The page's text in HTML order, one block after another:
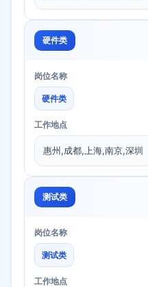
硬件类
岗位名称
硬件类
工作地点
惠州,成都,上海,南京,深圳
测试类
岗位名称
测试类
工作地点